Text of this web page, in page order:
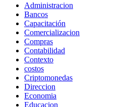
Administracion
Bancos
Capacitación
Comercializacion
Compras
Contabilidad
Contexto
costos
Criptomonedas
Direccion
Economia
Educacion